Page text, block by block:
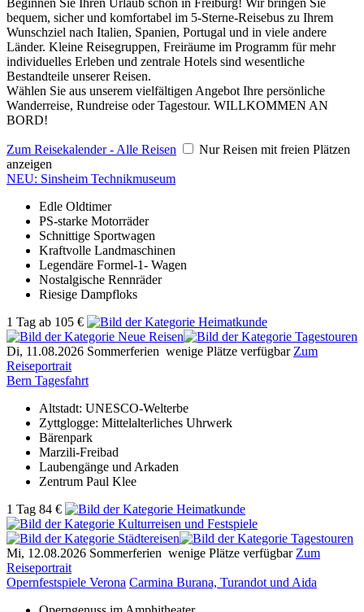
bequem, sicher und komfortabel im 5-Sterne-Reisebus zu Ihrem
Wunschziel nach Italien, Spanien, Portugal und in viele andere
Länder. Kleine Reisegruppen, Freiräume im Programm für mehr
individuelles Erleben und zentrale Hotels sind wesentliche
Bestandteile unserer Reisen.
Wählen Sie aus unserem vielfältigen Angebot Ihre persönliche
Wanderreise, Rundreise oder Tagestour. WILLKOMMEN AN
BORD!
Zum Reisekalender - Alle Reisen
Nur Reisen mit freien Plätzen
anzeigen
NEU: Sinsheim Technikmuseum
Edle Oldtimer
PS-starke Motorräder
Schnittige Sportwagen
Kraftvolle Landmaschinen
Legendäre Formel-1- Wagen
Nostalgische Rennräder
Riesige Dampfloks
1 Tag ab 105 €
Di, 11.08.2026 Sommerferien wenige Plätze verfügbar Zum
Reiseportrait
Bern Tagesfahrt
Altstadt: UNESCO-Welterbe
Zyttglogge: Mittelalterliches Uhrwerk
Bärenpark
Marzili-Freibad
Laubengänge und Arkaden
Zentrum Paul Klee
1 Tag 84 €
Mi, 12.08.2026 Sommerferien wenige Plätze verfügbar Zum
Reiseportrait
Opernfestspiele Verona Carmina Burana, Turandot und Aida